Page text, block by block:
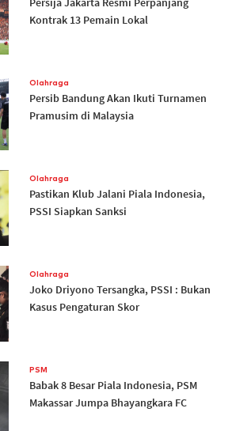
Kontrak 13 Pemain Lokal
Olahraga
Persib Bandung Akan Ikuti Turnamen
Pramusim di Malaysia
Olahraga
Pastikan Klub Jalani Piala Indonesia,
PSSI Siapkan Sanksi
Olahraga
Joko Driyono Tersangka, PSSI : Bukan
Kasus Pengaturan Skor
PSM
Babak 8 Besar Piala Indonesia, PSM
Makassar Jumpa Bhayangkara FC